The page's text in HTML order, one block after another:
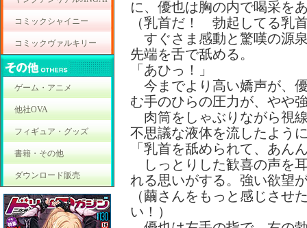
コミックシャイニー
コミックヴァルキリー
ゲーム・アニメ
他社OVA
フィギュア・グッズ
書籍・その他
ダウンロード販売
に、優也は胸の内で喝采を
（乳首だ！ 勃起してる乳
すぐさま感動と驚嘆の源
先端を舌で舐める。
「あひっ！」
今までより高い嬌声が、
む手のひらの圧力が、やや
肉筒をしゃぶりながら視
不思議な液体を流したよう
「乳首を舐められて、あん
しっとりした歓喜の声を
れる思いがする。強い欲望
（繭さんをもっと感じさせ
い！）